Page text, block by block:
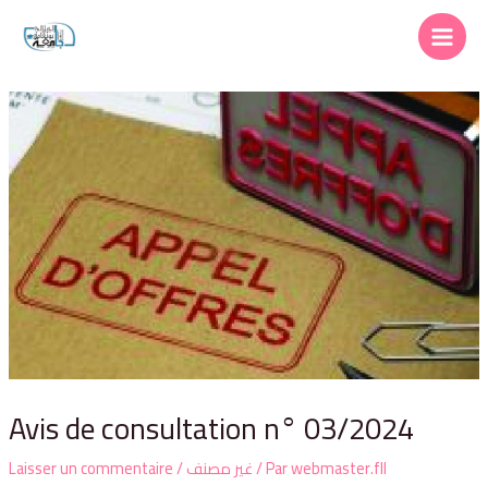
Avis de consultation n° 03/2024
Laisser un commentaire/غير مصنف/ Parwebmaster.fll